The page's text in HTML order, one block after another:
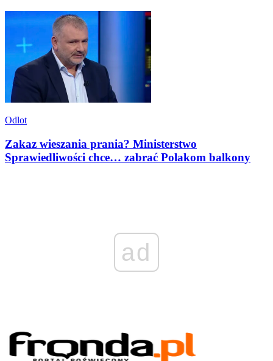
Odlot
Zakaz wieszania prania? Ministerstwo
Sprawiedliwości chce… zabrać Polakom balkony
ad